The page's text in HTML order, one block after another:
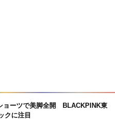
ョーツで美脚全開 BLACKPINK東
クに注目